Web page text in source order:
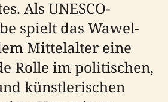
Als UNESCO-
spielt das Wawel-
Mittelalter eine
Rolle im politischen,
künstlerischen